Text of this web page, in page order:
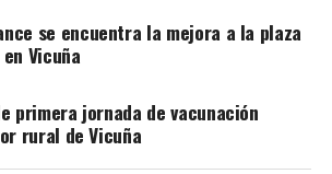
se encuentra la mejora a la plaza
Vicuña
primera jornada de vacunación
rural de Vicuña